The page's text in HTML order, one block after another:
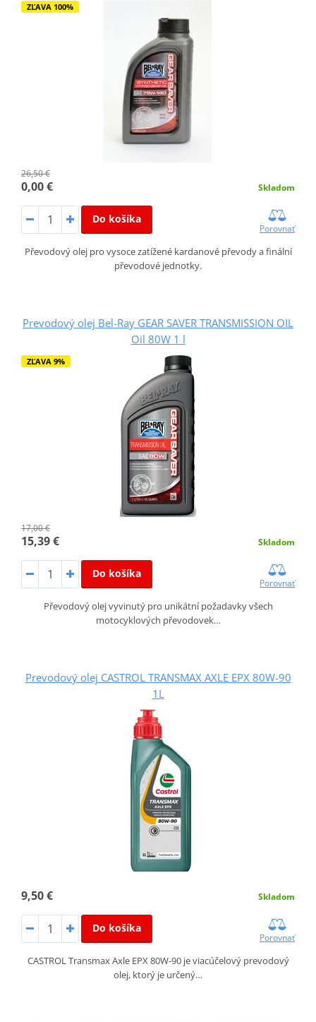
ZĽAVA 100%
26,50 €
0,00 € Skladom
Do košíka
Porovnať
Převodový olej pro vysoce zatížené kardanové převody a finální
převodové jednotky.
Prevodový olej Bel-Ray GEAR SAVER TRANSMISSION OIL
Oil 80W 1 l
ZĽAVA 9%
17,00 €
15,39 € Skladom
Do košíka
Porovnať
Převodový olej vyvinutý pro unikátní požadavky všech
motocyklových převodovek…
Prevodový olej CASTROL TRANSMAX AXLE EPX 80W-90
1L
9,50 € Skladom
Do košíka
Porovnať
CASTROL Transmax Axle EPX 80W-90 je viacúčelový prevodový
olej, ktorý je určený…